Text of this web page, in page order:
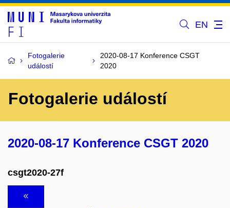
EN
Fotogalerie
událostí
2020-08-17 Konference CSGT
2020
Fotogalerie událostí
2020-08-17 Konference CSGT 2020
csgt2020-27f